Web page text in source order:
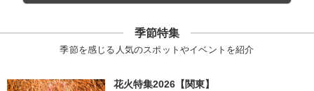
季節特集
季節を感じる人気のスポットやイベントを紹介
花火特集2026【関東】